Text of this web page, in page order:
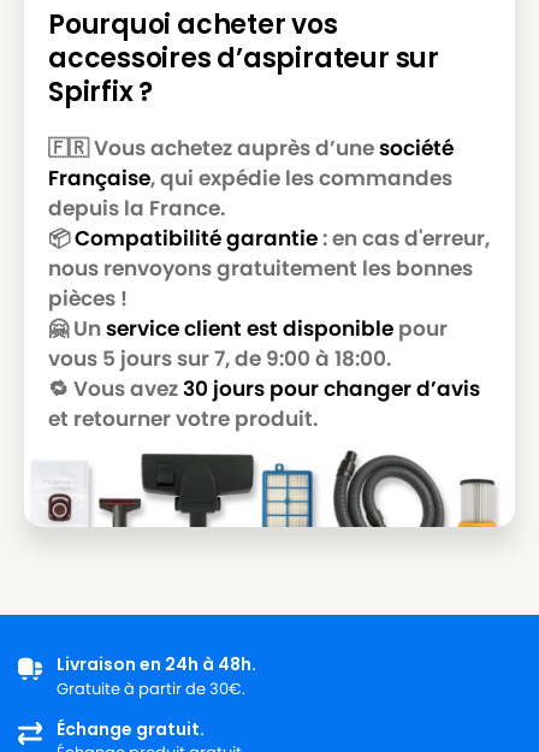
LG-
GOLDSTAR
LG-GOLDSTAR T 2750
LG-
GOLDSTAR
LG-
GOLDSTAR
LG-GOLDSTAR T 2950
LG-
GOLDSTAR
LG-GOLDSTAR T 2990
LG-
GOLDSTAR
LG-GOLDSTAR T 3800
LG-
GOLDSTAR
LG-GOLDSTAR T 3900
LG-
GOLDSTAR
LG-GOLDSTAR TB 33
LG-
LG-GOLDSTAR TB 39
LG-
GOLDSTAR
LG-GOLDSTAR TURBO 2700
LG-
Pourquoi acheter vos
accessoires d’aspirateur sur
Spirfix ?
🇫🇷 Vous achetez auprès d’unesociété
Française, qui expédie les commandes
depuis la France.
📦Compatibilité garantie: en cas d'erreur,
nous renvoyons gratuitement les bonnes
pièces !
🤗 Un service client est disponible pour
vous 5 jours sur 7, de 9:00 à 18:00.
🔁 Vous avez30 jours pour changer d’avis
et retourner votre produit.
Livraison en 24h à 48h.
Gratuite à partir de 30€.
Échange gratuit.